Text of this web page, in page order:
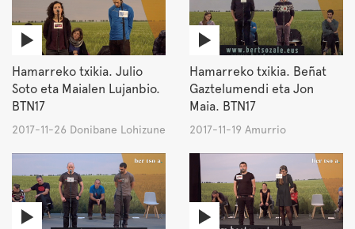
Hamarreko txikia. Julio
Soto eta Maialen Lujanbio.
BTN17
2017-11-26 Donibane Lohizune
Hamarreko txikia. Beñat
Gaztelumendi eta Jon
Maia. BTN17
2017-11-19 Amurrio